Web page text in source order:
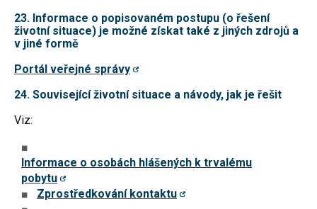
23. Informace o popisovaném postupu (o řešení
životní situace) je možné získat také z jiných zdrojů a
v jiné formě
Portál veřejné správy
24. Související životní situace a návody, jak je řešit
Viz:
Informace o osobách hlášených k trvalému
pobytu
Zprostředkování kontaktu